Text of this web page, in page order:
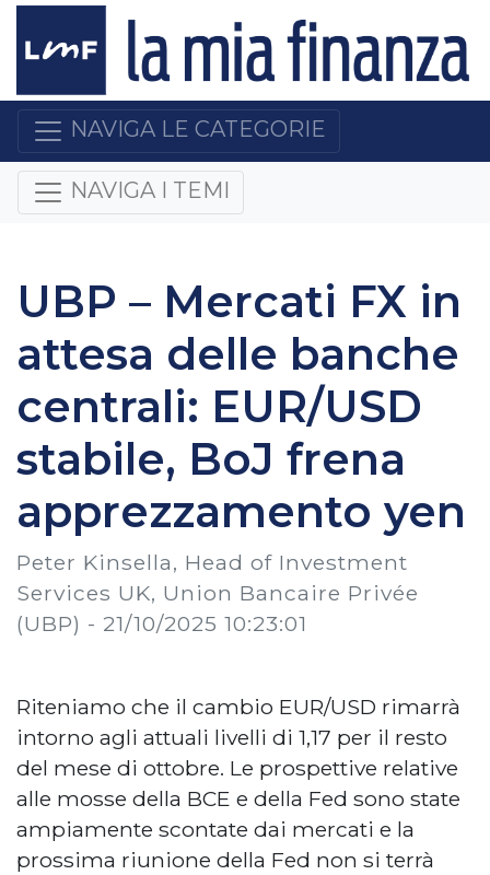
NAVIGA LE CATEGORIE
NAVIGA I TEMI
UBP – Mercati FX in
attesa delle banche
centrali: EUR/USD
stabile, BoJ frena
apprezzamento yen
Peter Kinsella, Head of Investment
Services UK, Union Bancaire Privée
(UBP) - 21/10/2025 10:23:01
Riteniamo che il cambio EUR/USD rimarrà
intorno agli attuali livelli di 1,17 per il resto
del mese di ottobre. Le prospettive relative
alle mosse della BCE e della Fed sono state
ampiamente scontate dai mercati e la
prossima riunione della Fed non si terrà